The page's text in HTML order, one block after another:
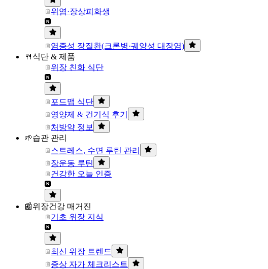
위염·장상피화생
염증성 장질환(크론병·궤양성 대장염)
🍴식단 & 제품
위장 친화 식단
포드맵 식단
영양제 & 건기식 후기
처방약 정보
🌱습관 관리
스트레스, 수면 루틴 관리
장운동 루틴
건강한 오늘 인증
📰위장건강 매거진
기초 위장 지식
최신 위장 트렌드
증상 자가 체크리스트